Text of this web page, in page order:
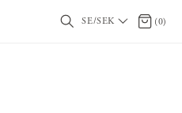
SE/SEK 0 (0)